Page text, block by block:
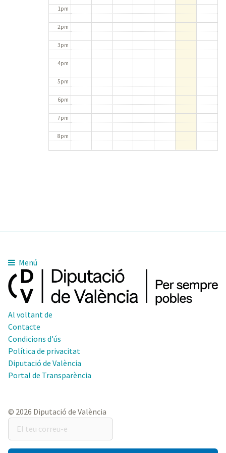
1pm
2pm
3pm
4pm
5pm
6pm
7pm
8pm
Menú
Al voltant de
Contacte
Condicions d'ús
Política de privacitat
Diputació de València
Portal de Transparència
© 2026 Diputació de València
El
teu
correu-